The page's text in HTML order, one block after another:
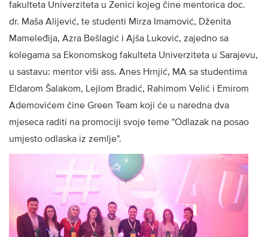
fakulteta Univerziteta u Zenici kojeg čine mentorica doc.
dr. Maša Alijević, te studenti Mirza Imamović, Dženita
Mameleđija, Azra Bešlagić i Ajša Luković, zajedno sa
kolegama sa Ekonomskog fakulteta Univerziteta u Sarajevu,
u sastavu: mentor viši ass. Anes Hrnjić, MA sa studentima
Eldarom Šalakom, Lejlom Bradić, Rahimom Velić i Emirom
Ademovićem čine Green Team koji će u naredna dva
mjeseca raditi na promociji svoje teme "Odlazak na posao
umjesto odlaska iz zemlje".